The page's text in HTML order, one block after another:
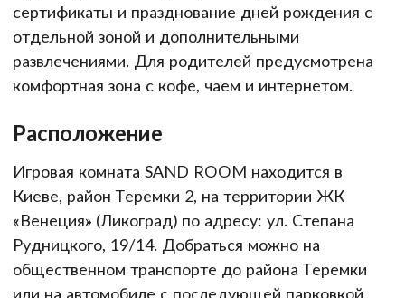
сертификаты и празднование дней рождения с
отдельной зоной и дополнительными
развлечениями. Для родителей предусмотрена
комфортная зона с кофе, чаем и интернетом.
Расположение
Игровая комната SAND ROOM находится в
Киеве, район Теремки 2, на территории ЖК
«Венеция» (Ликоград) по адресу: ул. Степана
Рудницкого, 19/14. Добраться можно на
общественном транспорте до района Теремки
или на автомобиле с последующей парковкой